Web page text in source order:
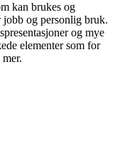
kan brukes og
og personlig bruk.
og mye
elementer som for